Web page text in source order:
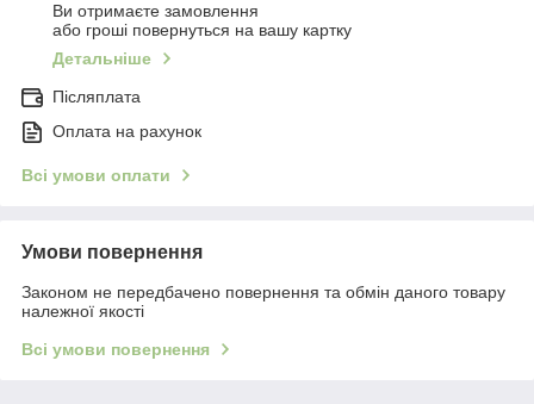
Ви отримаєте замовлення
або гроші повернуться на вашу картку
Детальніше
Післяплата
Оплата на рахунок
Всі умови оплати
Умови повернення
Законом не передбачено повернення та обмін даного товару
належної якості
Всі умови повернення